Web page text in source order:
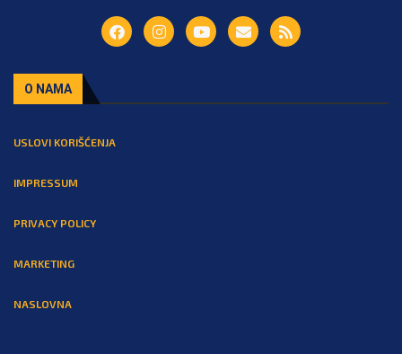
O NAMA
USLOVI KORIŠĆENJA
IMPRESSUM
PRIVACY POLICY
MARKETING
NASLOVNA